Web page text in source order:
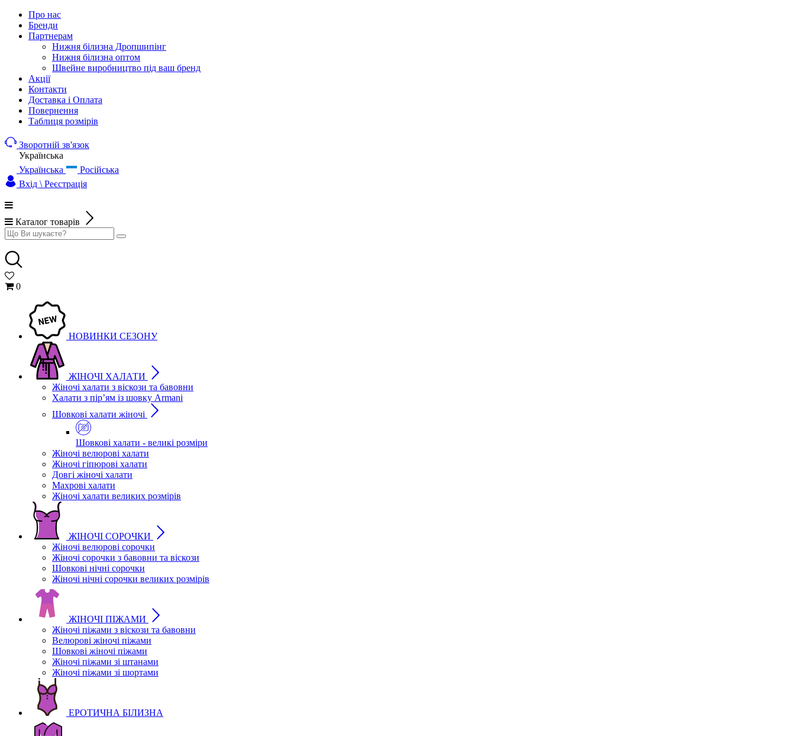
Про нас
Бренди
Партнерам
Нижня білизна Дропшипінг
Нижня білизна оптом
Швейне виробництво під ваш бренд
Акції
Контакти
Доставка і Оплата
Повернення
Таблиця розмірів
Зворотній зв'язок
Українська
Українська
Російська
Вхід \ Реєстрація
Каталог товарів
0
НОВИНКИ СЕЗОНУ
ЖІНОЧІ ХАЛАТИ
Жіночі халати з віскози та бавовни
Халати з пір’ям із шовку Armani
Шовкові халати жіночі
Шовкові халати - великі розміри
Жіночі велюрові халати
Жіночі гіпюрові халати
Довгі жіночі халати
Махрові халати
Жіночі халати великих розмірів
ЖІНОЧІ СОРОЧКИ
Жіночі велюрові сорочки
Жіночі сорочки з бавовни та віскози
Шовкові нічні сорочки
Жіночі нічні сорочки великих розмірів
ЖІНОЧІ ПІЖАМИ
Жіночі піжами з віскози та бавовни
Велюрові жіночі піжами
Шовкові жіночі піжами
Жіночі піжами зі штанами
Жіночі піжами зі шортами
ЕРОТИЧНА БІЛИЗНА